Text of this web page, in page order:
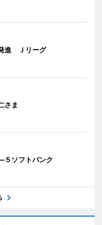
進 Ｊリーグ
さま
５ソフトバンク